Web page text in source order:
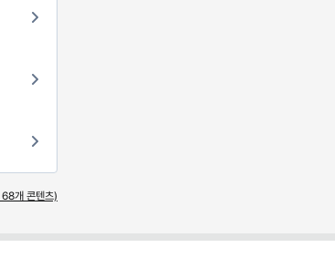
68개 콘텐츠)